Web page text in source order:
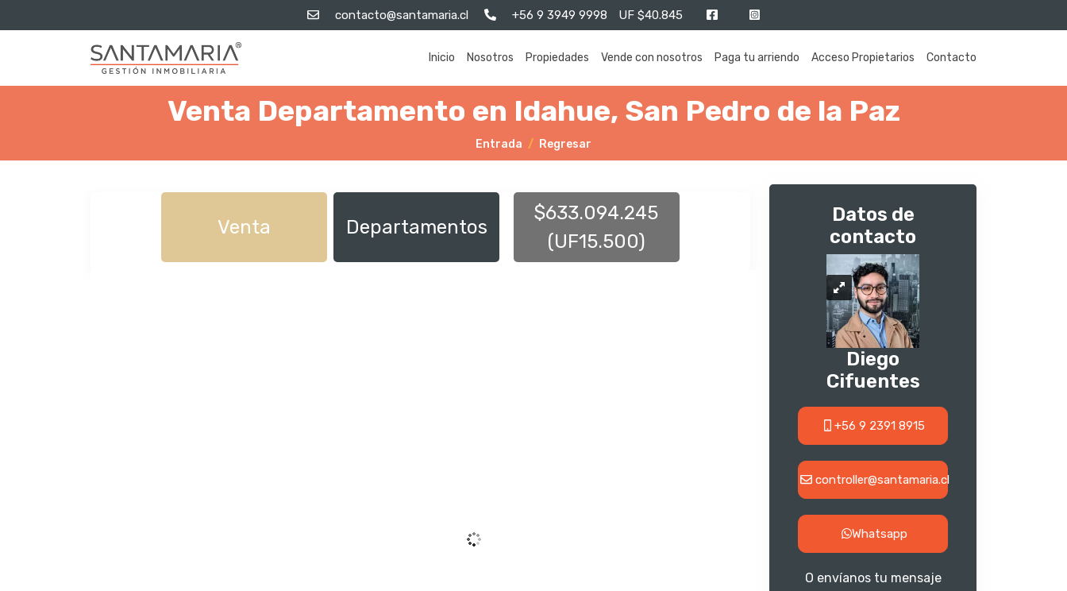
contacto@santamaria.cl +56 9 3949 9998 UF $40.845
Inicio Nosotros Propiedades Vende con nosotros Paga tu arriendo Acceso Propietarios Contacto
Venta Departamento en Idahue, San Pedro de la Paz
Entrada Regresar
Venta Departamentos
$633.094.245
(UF15.500)
Datos de
contacto
Diego
Cifuentes
+56 9 2391 8915
controller@santamaria.cl
Whatsapp
O envíanos tu mensaje